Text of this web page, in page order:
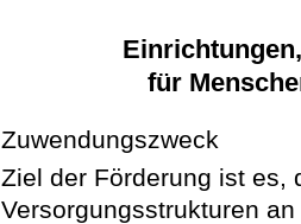
für
Zuwendungszweck
Ziel der Förderung ist es,
Versorgungsstrukturen